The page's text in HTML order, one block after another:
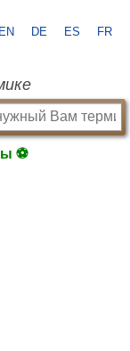
EN DE ES FR
⚽